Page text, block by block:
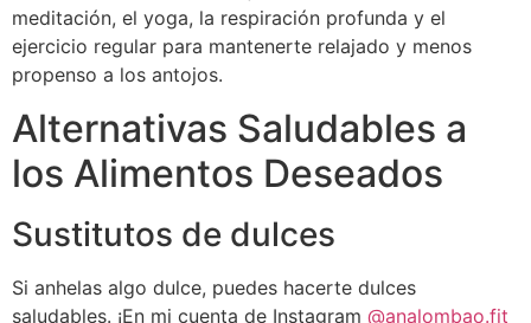
meditación, el yoga, la respiración profunda y el
ejercicio regular para mantenerte relajado y menos
propenso a los antojos.
Alternativas Saludables a
los Alimentos Deseados
Sustitutos de dulces
Si anhelas algo dulce, puedes hacerte dulces
saludables. ¡En mi cuenta de Instagram @analombao.fit